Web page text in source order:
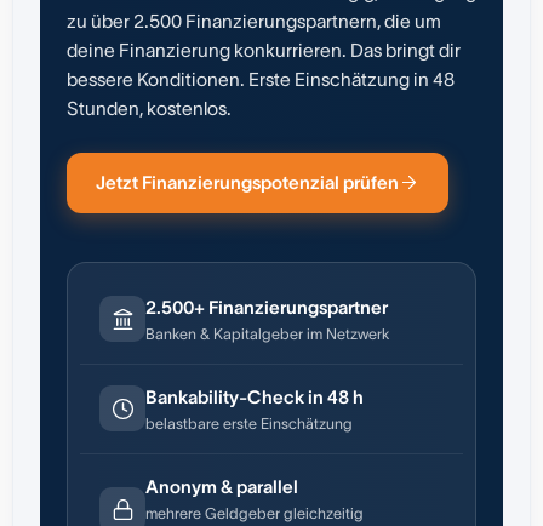
zu über 2.500 Finanzierungspartnern, die um
deine Finanzierung konkurrieren. Das bringt dir
bessere Konditionen. Erste Einschätzung in 48
Stunden, kostenlos.
Jetzt Finanzierungspotenzial prüfen
2.500+ Finanzierungspartner
Banken & Kapitalgeber im Netzwerk
Bankability-Check in 48 h
belastbare erste Einschätzung
Anonym & parallel
mehrere Geldgeber gleichzeitig